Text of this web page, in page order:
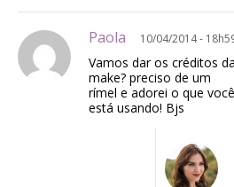
Paola 10/04/2014 -
Vamos dar os créditos da
make? preciso de um
rímel e adorei o que você
está usando! Bjs